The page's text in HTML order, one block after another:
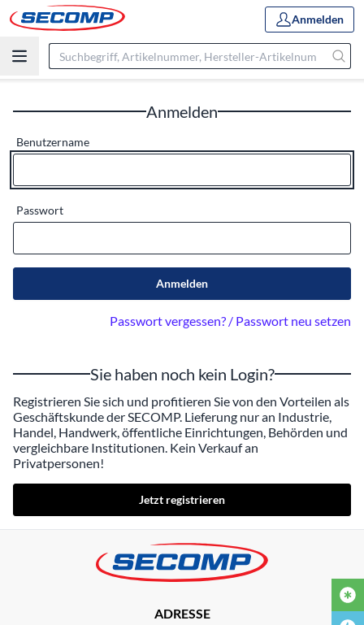
Anmelden
Anmelden
Benutzername
Passwort
Anmelden
Passwort vergessen? / Passwort neu setzen
Sie haben noch kein Login?
Registrieren Sie sich und profitieren Sie von den Vorteilen als
Geschäftskunde der SECOMP. Lieferung nur an Industrie,
Handel, Handwerk, öffentliche Einrichtungen, Behörden und
vergleichbare Institutionen. Kein Verkauf an
Privatpersonen!
Jetzt registrieren
ADRESSE